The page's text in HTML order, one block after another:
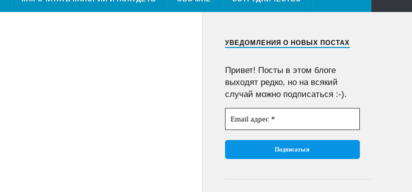
УВЕДОМЛЕНИЯ О НОВЫХ ПОСТАХ
Привет! Посты в этом блоге
выходят редко, но на всякий
случай можно подписаться :-).